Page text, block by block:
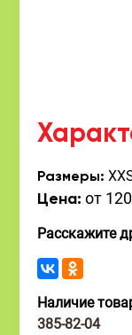
Размеры:
Цена: от
Расскажите
Наличие
385-82-04